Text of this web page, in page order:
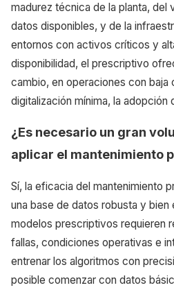
madurez técnica de la planta, del
datos disponibles, y de la
entornos con activos críticos y
disponibilidad, el prescriptivo
cambio, en operaciones con baja
digitalización mínima, la adopción
¿Es necesario un gran
aplicar el mantenimiento
Sí, la eficacia del mantenimiento
una base de datos robusta y bien
modelos prescriptivos requieren
fallas, condiciones operativas e
entrenar los algoritmos con
posible comenzar con datos